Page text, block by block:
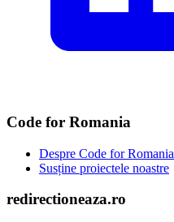
Code for Romania
Despre Code for Romania
Susține proiectele noastre
redirectioneaza.ro